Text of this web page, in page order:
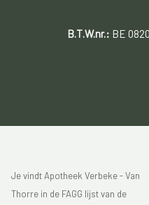
B.T.W.nr.: BE
Je vindt Apotheek Verbeke - Van
Thorre in de FAGG lijst van de